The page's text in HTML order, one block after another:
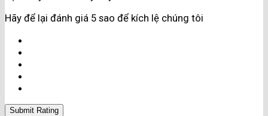
Hãy để lại đánh giá 5 sao để kích lệ chúng tôi
Submit Rating